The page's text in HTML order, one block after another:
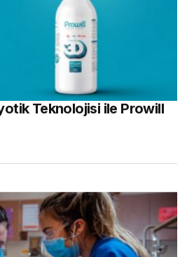
Teknolojisi ile Prowill